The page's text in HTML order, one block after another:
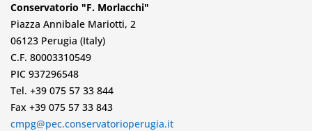
Conservatorio "F. Morlacchi"
Piazza Annibale Mariotti, 2
06123 Perugia (Italy)
C.F. 80003310549
PIC 937296548
Tel. +39 075 57 33 844
Fax +39 075 57 33 843
cmpg@pec.conservatorioperugia.it